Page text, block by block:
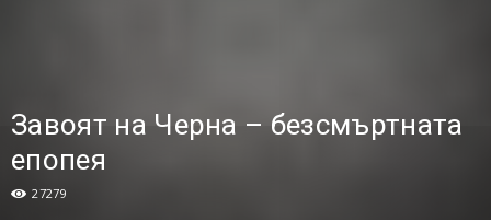
Завоят на Черна – безсмъртната
епопея
27279